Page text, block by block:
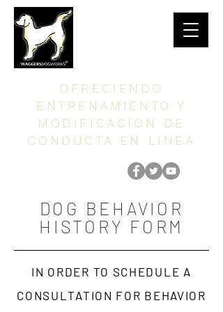
OFRECIENDO
ENTRENAMIENTO Y
MODIFICACION DE
CONDUCTA EN LINEA
DOG BEHAVIOR
HISTORY FORM
IN ORDER TO SCHEDULE A
CONSULTATION FOR BEHAVIOR